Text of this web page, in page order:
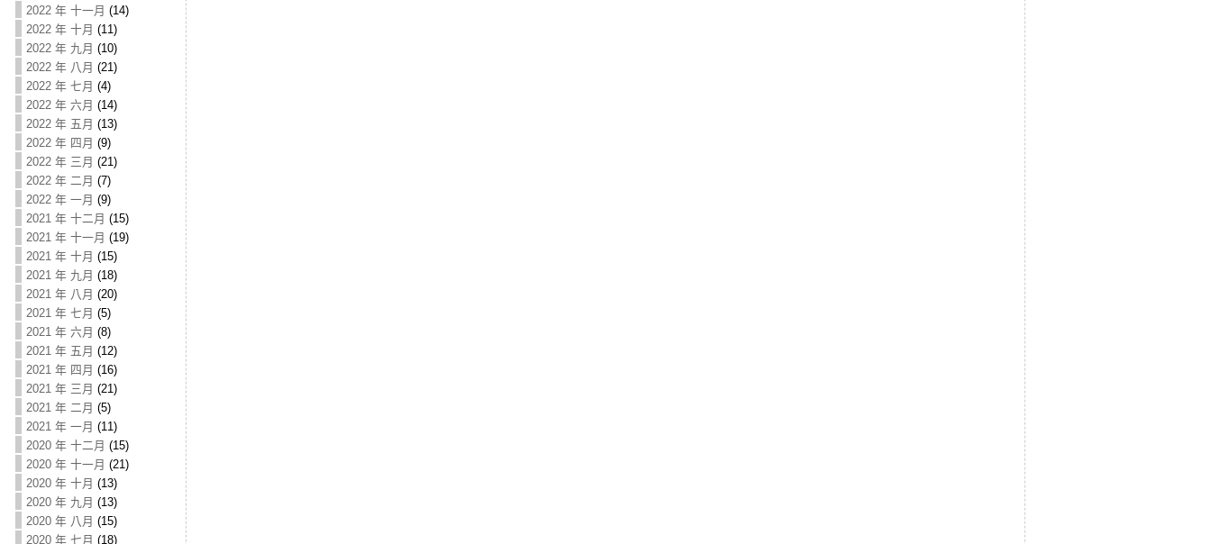
2022 年 十一月 (14)
2022 年 十月 (11)
2022 年 九月 (10)
2022 年 八月 (21)
2022 年 七月 (4)
2022 年 六月 (14)
2022 年 五月 (13)
2022 年 四月 (9)
2022 年 三月 (21)
2022 年 二月 (7)
2022 年 一月 (9)
2021 年 十二月 (15)
2021 年 十一月 (19)
2021 年 十月 (15)
2021 年 九月 (18)
2021 年 八月 (20)
2021 年 七月 (5)
2021 年 六月 (8)
2021 年 五月 (12)
2021 年 四月 (16)
2021 年 三月 (21)
2021 年 二月 (5)
2021 年 一月 (11)
2020 年 十二月 (15)
2020 年 十一月 (21)
2020 年 十月 (13)
2020 年 九月 (13)
2020 年 八月 (15)
2020 年 七月 (18)